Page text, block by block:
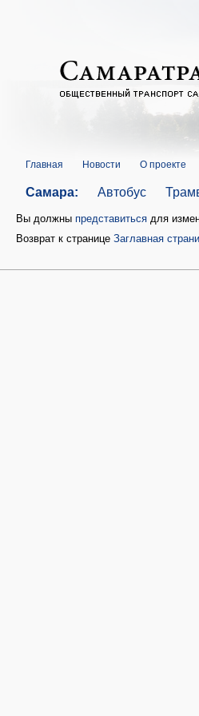
Главная Новости О проекте
Самара: Автобус
Вы должны представиться для
Возврат к странице Заглавная